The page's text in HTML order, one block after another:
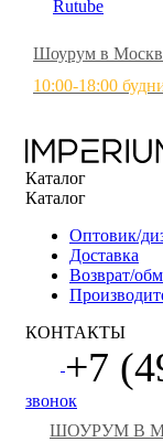
Rutube
Шоурум в
10:00-18:00
Каталог
Каталог
Оптовик/
Доставка
Возврат/
КОНТАКТЫ
+7
звонок
ШОУРУМ В